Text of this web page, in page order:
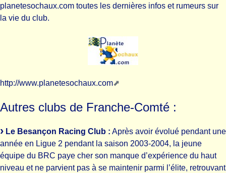
planetesochaux.com toutes les dernières infos et rumeurs sur
la vie du club.
http://www.planetesochaux.com
Autres clubs de Franche-Comté :
Le Besançon Racing Club : Après avoir évolué pendant une
année en Ligue 2 pendant la saison 2003-2004, la jeune
équipe du BRC paye cher son manque d’expérience du haut
niveau et ne parvient pas à se maintenir parmi l’élite, retrouvant